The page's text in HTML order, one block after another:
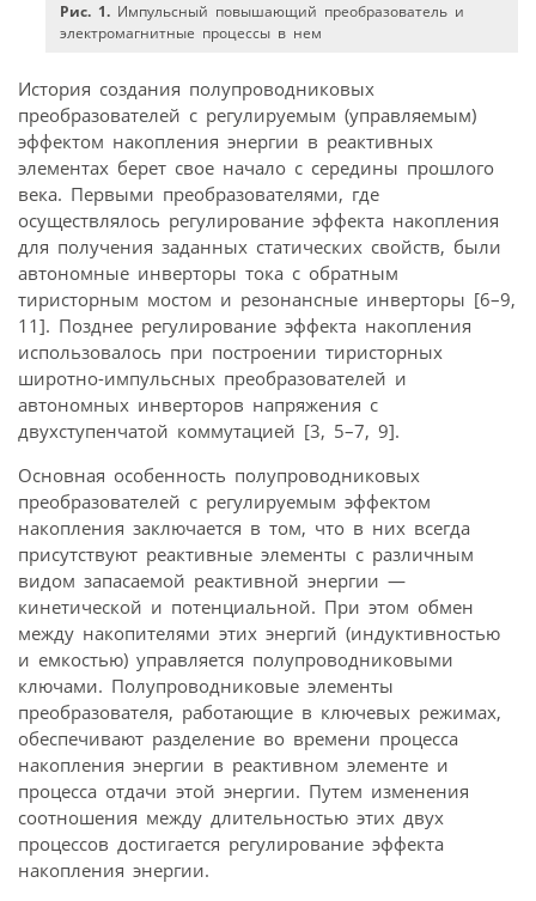
Рис. 1. Импульсный повышающий преобразователь и
электромагнитные процессы в нем
История создания полупроводниковых
преобразователей с регулируемым (управляемым)
эффектом накопления энергии в реактивных
элементах берет свое начало с середины прошлого
века. Первыми преобразователями, где
осуществлялось регулирование эффекта накопления
для получения заданных статических свойств, были
автономные инверторы тока с обратным
тиристорным мостом и резонансные инверторы [6–9,
11]. Позднее регулирование эффекта накопления
использовалось при построении тиристорных
широтно-импульсных преобразователей и
автономных инверторов напряжения с
двухступенчатой коммутацией [3, 5–7, 9].
Основная особенность полупроводниковых
преобразователей с регулируемым эффектом
накопления заключается в том, что в них всегда
присутствуют реактивные элементы с различным
видом запасаемой реактивной энергии —
кинетической и потенциальной. При этом обмен
между накопителями этих энергий (индуктивностью
и емкостью) управляется полупроводниковыми
ключами. Полупроводниковые элементы
преобразователя, работающие в ключевых режимах,
обеспечивают разделение во времени процесса
накопления энергии в реактивном элементе и
процесса отдачи этой энергии. Путем изменения
соотношения между длительностью этих двух
процессов достигается регулирование эффекта
накопления энергии.